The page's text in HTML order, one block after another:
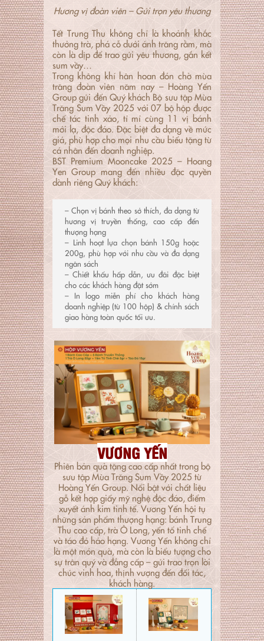
Hương vị đoàn viên – Gửi trọn yêu thương
Tết Trung Thu không chỉ là khoảnh khắc
thưởng trà, phá cỗ dưới ánh trăng rằm, mà
còn là dịp để trao gửi yêu thương, gắn kết
sum vầy…
Trong không khí hân hoan đón chờ mùa
trăng đoàn viên năm nay – Hoàng Yến
Group gửi đến Quý khách Bộ sưu tập Mùa
Trăng Sum Vầy 2025 với 07 bộ hộp được
chế tác tinh xảo, tỉ mỉ cùng 11 vị bánh
mới lạ, độc đáo. Đặc biệt đa dạng về mức
giá, phù hợp cho mọi nhu cầu biếu tặng từ
cá nhân đến doanh nghiệp.
BST Premium Mooncake 2025 – Hoang
Yen Group mang đến nhiều đặc quyền
dành riêng Quý khách:
– Chọn vị bánh theo sở thích, đa dạng từ
hương vị truyền thống, cao cấp đến
thượng hạng
– Linh hoạt lựa chọn bánh 150g hoặc
200g, phù hợp với nhu cầu và đa dạng
ngân sách
– Chiết khấu hấp dẫn, ưu đãi đặc biệt
cho các khách hàng đặt sớm
– In logo miễn phí cho khách hàng
doanh nghiệp (từ 100 hộp) & chính sách
VƯƠNG YẾN
Phiên bản quà tặng cao cấp nhất trong bộ
sưu tập Mùa Trăng Sum Vầy 2025 từ
Hoàng Yến Group. Nổi bật với chất liệu
gỗ kết hợp giấy mỹ nghệ độc đáo, điểm
xuyết ánh kim tinh tế. Vương Yến hội tụ
những sản phẩm thượng hạng: bánh Trung
Thu cao cấp, trà Ô Long, yến tổ tinh chế
và táo đỏ hảo hạng. Vương Yến không chỉ
là một món quà, mà còn là biểu tượng cho
sự trân quý và đẳng cấp – gửi trao trọn lời
chúc vinh hoa, thịnh vượng đến đối tác,
khách hàng.